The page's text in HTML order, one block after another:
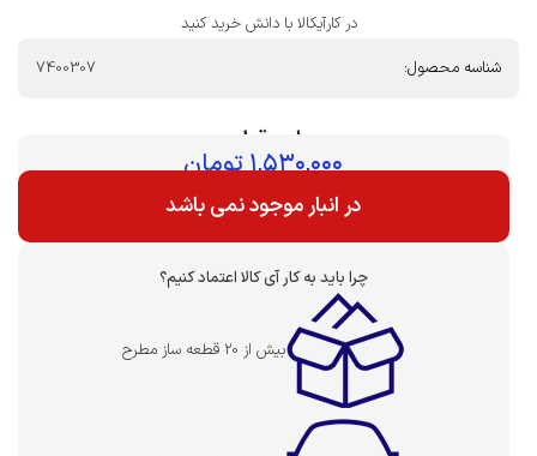
در کارآیکالا با دانش خرید کنید
شناسه محصول:
7400307
بهای قطعه :
۱,۵۳۰,۰۰۰تومان
در انبار موجود نمی باشد
چرا باید به کار آی کالا اعتماد کنیم؟
بیش از 20 قطعه ساز مطرح